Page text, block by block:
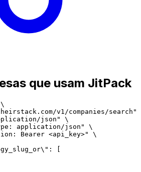
que usam JitPack
\
v1/companies/search"
json" \
application/json" \
Bearer <api_key>" \
[